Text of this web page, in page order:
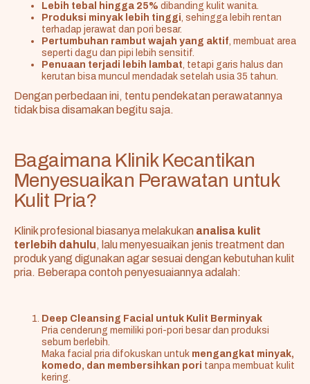
Lebih tebal hingga 25% dibanding kulit wanita.
Produksi minyak lebih tinggi, sehingga lebih rentan
terhadap jerawat dan pori besar.
Pertumbuhan rambut wajah yang aktif, membuat area
seperti dagu dan pipi lebih sensitif.
Penuaan terjadi lebih lambat, tetapi garis halus dan
kerutan bisa muncul mendadak setelah usia 35 tahun.
Dengan perbedaan ini, tentu pendekatan perawatannya
tidak bisa disamakan begitu saja.
Bagaimana Klinik Kecantikan
Menyesuaikan Perawatan untuk
Kulit Pria?
Klinik profesional biasanya melakukan analisa kulit
terlebih dahulu, lalu menyesuaikan jenis treatment dan
produk yang digunakan agar sesuai dengan kebutuhan kulit
pria. Beberapa contoh penyesuaiannya adalah:
Deep Cleansing Facial untuk Kulit Berminyak
Pria cenderung memiliki pori-pori besar dan produksi
sebum berlebih.
Maka facial pria difokuskan untuk mengangkat minyak,
komedo, dan membersihkan pori tanpa membuat kulit
kering.